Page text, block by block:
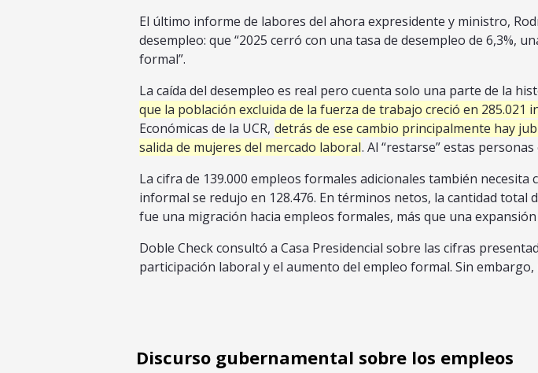
El último informe de labores del ahora expresidente y ministro,
desempleo: que “2025 cerró con una tasa de desempleo de 6,3%,
formal”.
La caída del desempleo es real pero cuenta solo una parte de la
que la población excluida de la fuerza de trabajo creció en 285.021
Económicas de la UCR, detrás de ese cambio principalmente hay
salida de mujeres del mercado laboral. Al “restarse” estas
La cifra de 139.000 empleos formales adicionales también
informal se redujo en 128.476. En términos netos, la cantidad total
fue una migración hacia empleos formales, más que una
Doble Check consultó a Casa Presidencial sobre las cifras
participación laboral y el aumento del empleo formal. Sin
Discurso gubernamental sobre los empleos